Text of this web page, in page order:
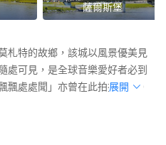
薩爾斯堡
札特的故鄉，該城以風景優美見
處可見，是全球音樂愛好者必到
飄處處聞」亦曾在此拍攝外景。
展開